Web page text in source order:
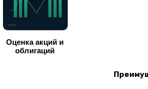
Оценка акций и
облигаций